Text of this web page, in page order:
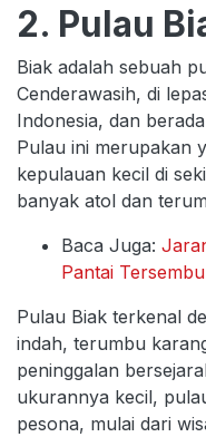
2. Pulau
Biak adalah sebuah
Cenderawasih, di
Indonesia, dan
Pulau ini merupakan
kepulauan kecil di
banyak atol dan
Baca Juga:
Pantai
Pulau Biak terkenal
indah, terumbu
peninggalan
ukurannya kecil,
pesona, mulai dari